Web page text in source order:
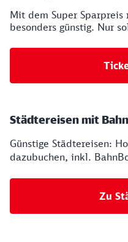
Mit dem Super Sparpreis
besonders günstig. Nur
Städtereisen mit
Günstige Städtereisen:
dazubuchen, inkl.
Zu